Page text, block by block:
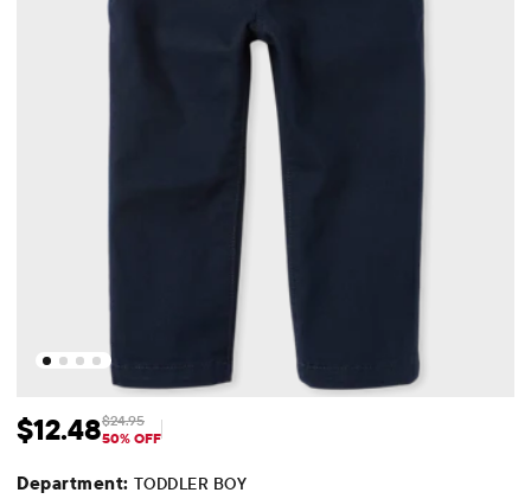
Precio de venta: $12.48
$12.48 Precio original: $24.95
$24.95
50% OFF
Department: TODDLER BOY